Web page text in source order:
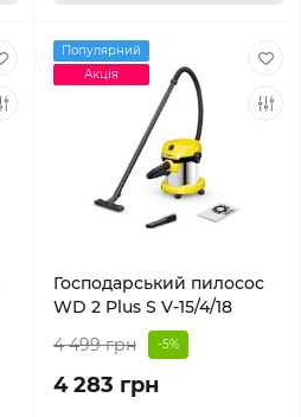
Популярний
Акція
Господарський пилосос
WD 2 Plus S V-15/4/18
4 499 грн
-5%
4 283 грн